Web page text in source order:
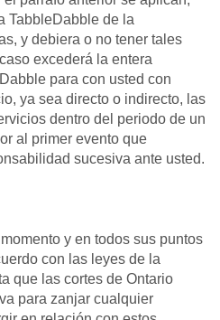
TabbleDabble de la
y debiera o no tener tales
excederá la entera
para con usted con
ya sea directo o indirecto, las
dentro del periodo de un
al primer evento que
sucesiva ante usted.
y en todos sus puntos
con las leyes de la
que las cortes de Ontario
para zanjar cualquier